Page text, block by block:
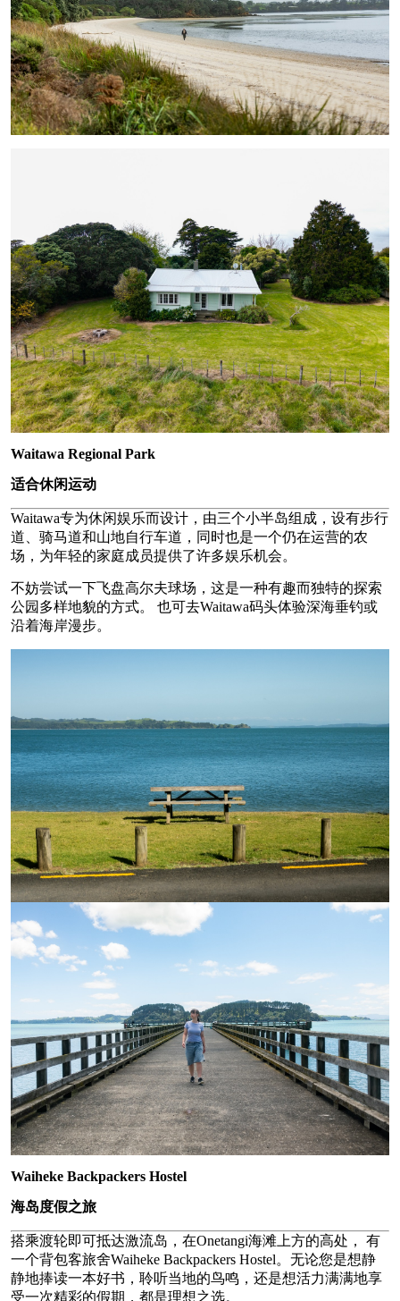
Waitawa Regional Park
适合休闲运动
Waitawa专为休闲娱乐而设计，由三个小半岛组成，设有步行
道、骑马道和山地自行车道，同时也是一个仍在运营的农
场，为年轻的家庭成员提供了许多娱乐机会。
不妨尝试一下飞盘高尔夫球场，这是一种有趣而独特的探索
公园多样地貌的方式。 也可去Waitawa码头体验深海垂钓或
沿着海岸漫步。
Waiheke Backpackers Hostel
海岛度假之旅
搭乘渡轮即可抵达激流岛，在Onetangi海滩上方的高处， 有
一个背包客旅舍Waiheke Backpackers Hostel。无论您是想静
静地捧读一本好书，聆听当地的鸟鸣，还是想活力满满地享
受一次精彩的假期，都是理想之选。